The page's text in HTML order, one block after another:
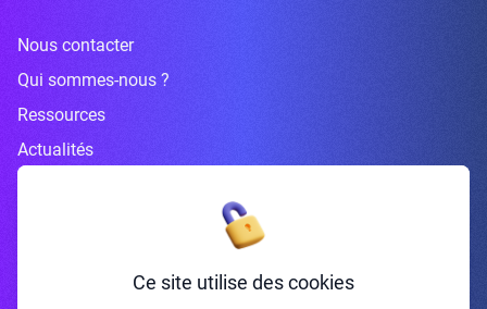
Nous contacter
Qui sommes-nous ?
Ressources
Actualités
Inscrivez-vous à la newsletter
Ce site utilise des cookies